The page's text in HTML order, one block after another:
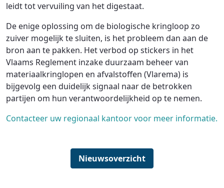
leidt tot vervuiling van het digestaat.
De enige oplossing om de biologische kringloop zo
zuiver mogelijk te sluiten, is het probleem dan aan de
bron aan te pakken. Het verbod op stickers in het
Vlaams Reglement inzake duurzaam beheer van
materiaalkringlopen en afvalstoffen (Vlarema) is
bijgevolg een duidelijk signaal naar de betrokken
partijen om hun verantwoordelijkheid op te nemen.
Contacteer uw regionaal kantoor voor meer informatie.
Nieuwsoverzicht